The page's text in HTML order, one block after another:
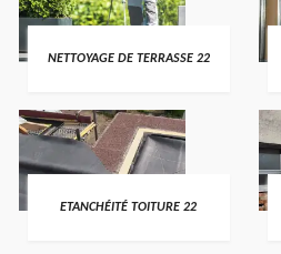
NETTOYAGE DE TERRASSE 22
ETANCHÉITÉ TOITURE 22